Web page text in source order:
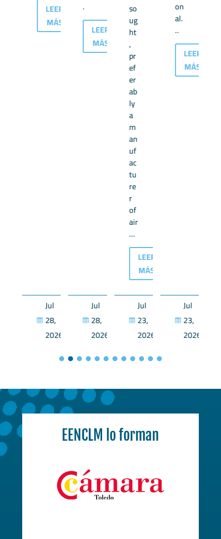
LEER
MÁS

Jul
28,
2026
.
LEER
MÁS

Jul
28,
2026
so
ug
ht
,
pr
ef
er
ab
ly
a
m
an
uf
ac
tu
re
r
of
air
...
LEER
MÁS

Jul
23,
2026
on
al.
..
LEER
MÁS

Jul
23,
2026
EENCLM lo forman